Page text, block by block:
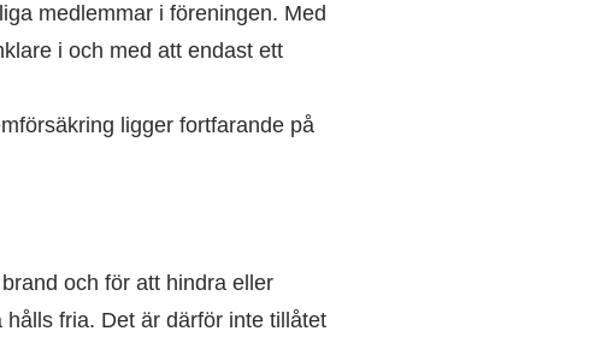
medlemmar i föreningen. Med
i och med att endast ett
ligger fortfarande på
och för att hindra eller
fria. Det är därför inte tillåtet